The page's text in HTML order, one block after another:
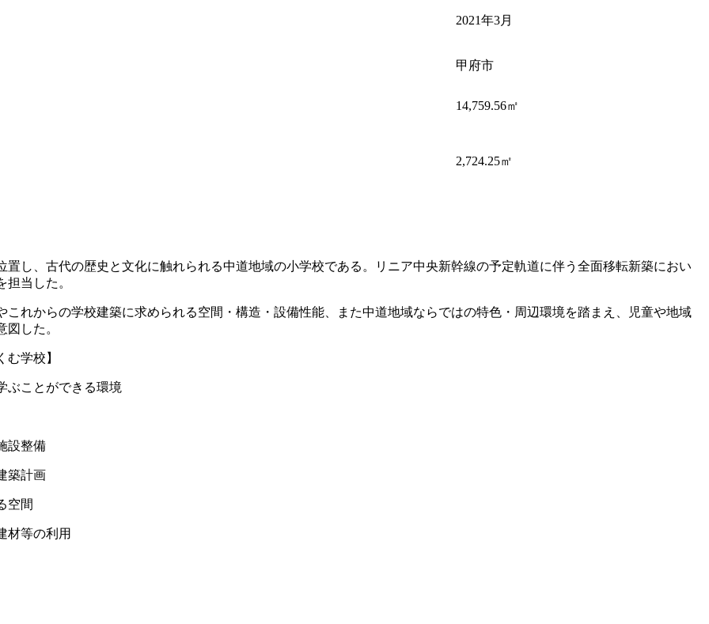
2021年3月
甲府市
14,759.56㎡
2,724.25㎡
し、古代の歴史と文化に触れられる中道地域の小学校である。リニア中央新幹線の予定軌道に伴う全面移転新築におい
当した。
れからの学校建築に求められる空間・構造・設備性能、また中道地域ならではの特色・周辺環境を踏まえ、児童や地域
した。
学校】
ことができる環境
設整備
築計画
空間
等の利用